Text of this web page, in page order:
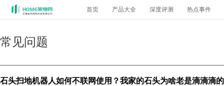
首页 产品大全 深度评测 热点事件
常见问题
石头扫地机器人如何不联网使用？我家的石头为啥老是滴滴滴